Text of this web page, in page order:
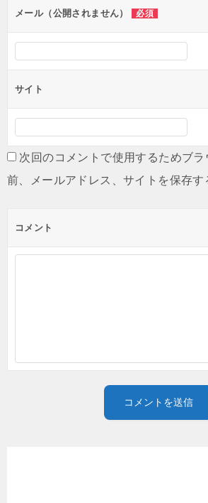
メール（公開されません） 必須
サイト
次回のコメントで使用するためブ
前、メールアドレス、サイトを保存す
コメント